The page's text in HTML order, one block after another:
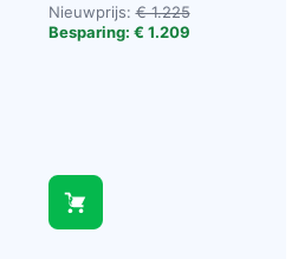
Nieuwprijs:€ 1.225
Besparing: € 1.209